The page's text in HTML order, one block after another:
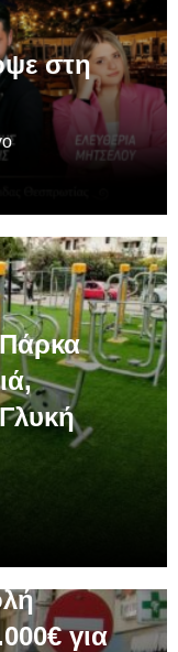
στη
για